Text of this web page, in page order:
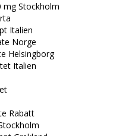
mg Stockholm
Italien
Norge
Helsingborg
Italien
Rabatt